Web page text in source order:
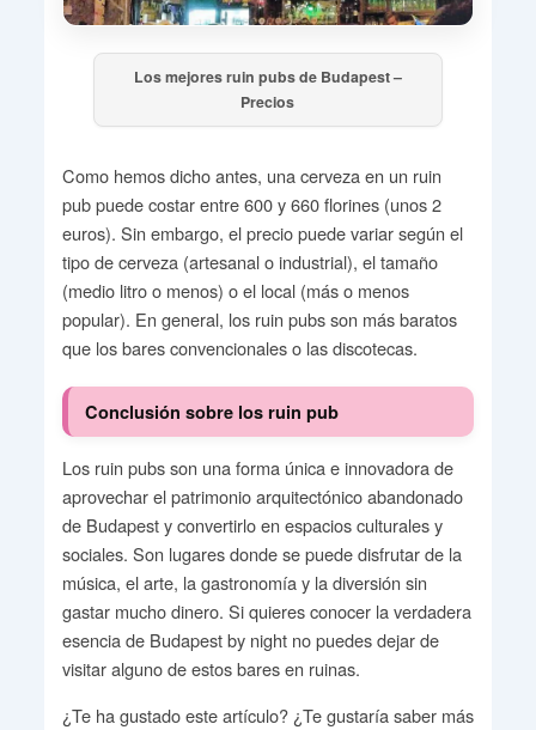
Los mejores ruin pubs de Budapest –
Precios
Como hemos dicho antes, una cerveza en un ruin
pub puede costar entre 600 y 660 florines (unos 2
euros). Sin embargo, el precio puede variar según el
tipo de cerveza (artesanal o industrial), el tamaño
(medio litro o menos) o el local (más o menos
popular). En general, los ruin pubs son más baratos
que los bares convencionales o las discotecas.
Conclusión sobre los ruin pub
Los ruin pubs son una forma única e innovadora de
aprovechar el patrimonio arquitectónico abandonado
de Budapest y convertirlo en espacios culturales y
sociales. Son lugares donde se puede disfrutar de la
música, el arte, la gastronomía y la diversión sin
gastar mucho dinero. Si quieres conocer la verdadera
esencia de Budapest by night no puedes dejar de
visitar alguno de estos bares en ruinas.
¿Te ha gustado este artículo? ¿Te gustaría saber más